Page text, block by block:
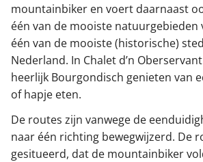
mountainbiker en voert daarnaast
één van de mooiste natuurgebieden
één van de mooiste (historische)
Nederland. In Chalet d’n
heerlijk Bourgondisch genieten van
of hapje eten.
De routes zijn vanwege de
naar één richting bewegwijzerd. De
gesitueerd, dat de mountainbiker